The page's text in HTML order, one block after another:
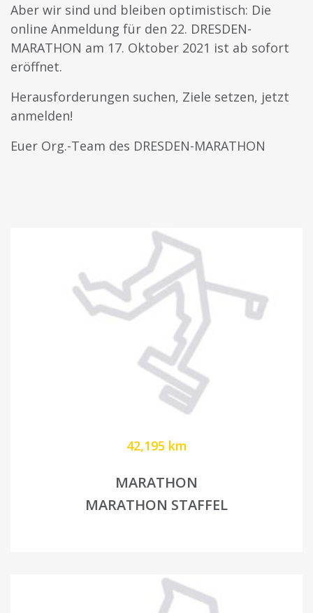
Aber wir sind und bleiben optimistisch: Die
online Anmeldung für den 22. DRESDEN-
MARATHON am 17. Oktober 2021 ist ab sofort
eröffnet.
Herausforderungen suchen, Ziele setzen, jetzt
anmelden!
Euer Org.-Team des DRESDEN-MARATHON
42,195 km
MARATHON
MARATHON STAFFEL